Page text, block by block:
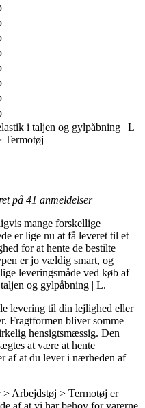
i taljen og gylpåbning | L
Termotøj
på 41 anmeldelser
mange forskellige
er lige nu at få leveret til et
for at hente de bestilte
er jo vældig smart, og
leveringsmåde ved køb af
og gylpåbning | L.
levering til din lejlighed eller
Fragtformen bliver somme
hensigtsmæssig. Den
at være at hente
af at du lever i nærheden af
> Arbejdstøj > Termotøj er
af at vi har behov for varerne